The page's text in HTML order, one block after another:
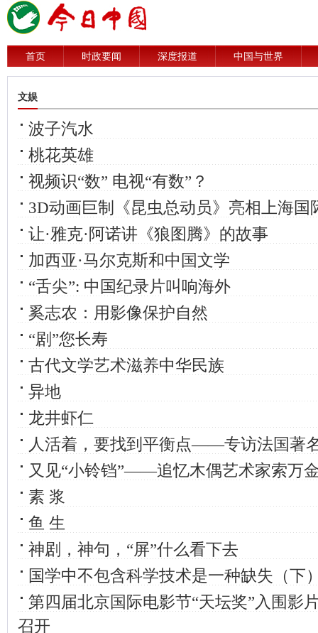
首页 时政要闻 深度报道 中国与世界
文娱
波子汽水
桃花英雄
视频识“数” 电视“有数”？
3D动画巨制《昆虫总动员》亮相上海国
让·雅克·阿诺讲《狼图腾》的故事
加西亚·马尔克斯和中国文学
“舌尖”: 中国纪录片叫响海外
奚志农：用影像保护自然
“剧”您长寿
古代文学艺术滋养中华民族
异地
龙井虾仁
人活着，要找到平衡点——专访法国著
又见“小铃铛”——追忆木偶艺术家索万
素 浆
鱼 生
神剧，神句，“屏”什么看下去
国学中不包含科学技术是一种缺失（下
第四届北京国际电影节“天坛奖”入围影
召开